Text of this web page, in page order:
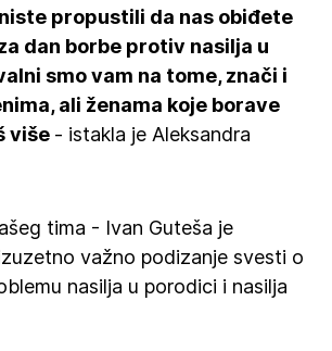
propustili da nas obiđete
dan borbe protiv nasilja u
smo vam na tome, znači i
ali ženama koje borave
više - istakla je Aleksandra
tima - Ivan Guteša je
važno podizanje svesti o
nasilja u porodici i nasilja